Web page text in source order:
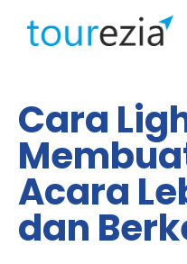
Cara
Acara
dan